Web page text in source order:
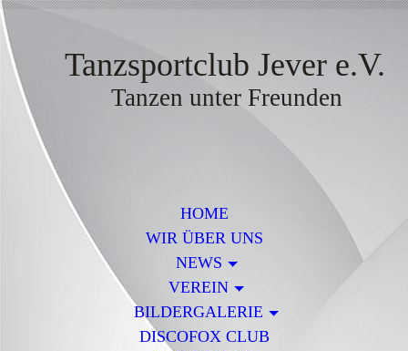
Tanzsportclub Jever e.V.
Tanzen unter Freunden
HOME
WIR ÜBER UNS
NEWS
VEREIN
BILDERGALERIE
DISCOFOX CLUB